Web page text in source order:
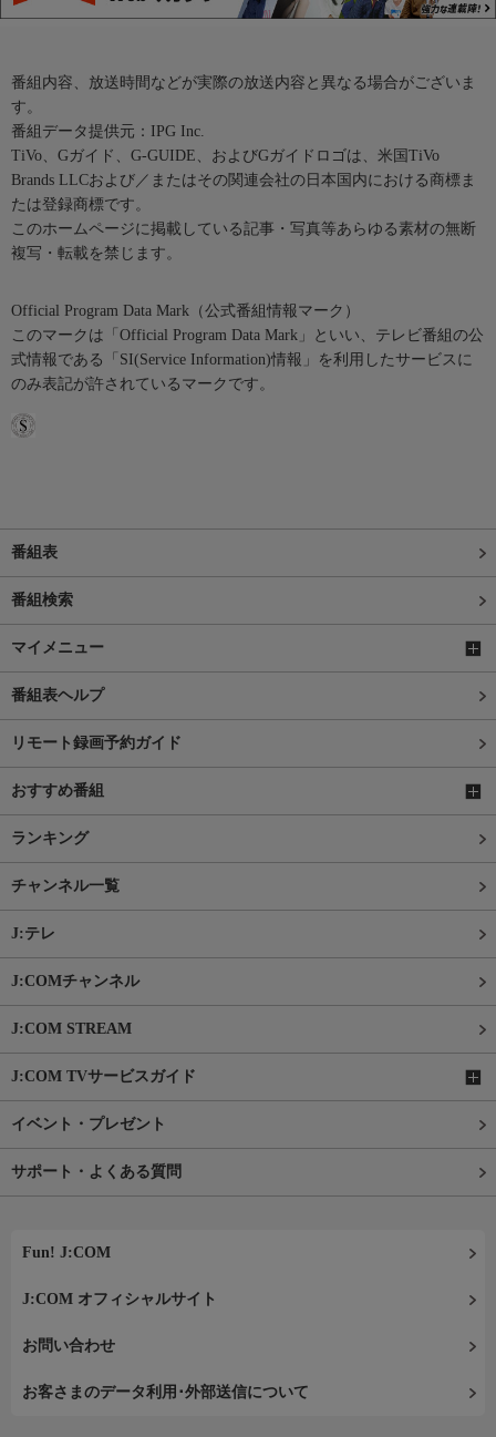
番組内容、放送時間などが実際の放送内容と異なる場合がございま
す。
番組データ提供元：IPG Inc.
TiVo、Gガイド、G-GUIDE、およびGガイドロゴは、米国TiVo
Brands LLCおよび／またはその関連会社の日本国内における商標ま
たは登録商標です。
このホームページに掲載している記事・写真等あらゆる素材の無断
複写・転載を禁じます。
Official Program Data Mark（公式番組情報マーク）
このマークは「Official Program Data Mark」といい、テレビ番組の公
式情報である「SI(Service Information)情報」を利用したサービスに
のみ表記が許されているマークです。
番組表
番組検索
マイメニュー
番組表ヘルプ
リモート録画予約ガイド
おすすめ番組
ランキング
チャンネル一覧
J:テレ
J:COMチャンネル
J:COM STREAM
J:COM TVサービスガイド
イベント・プレゼント
サポート・よくある質問
Fun! J:COM
J:COM オフィシャルサイト
お問い合わせ
お客さまのデータ利用･外部送信について